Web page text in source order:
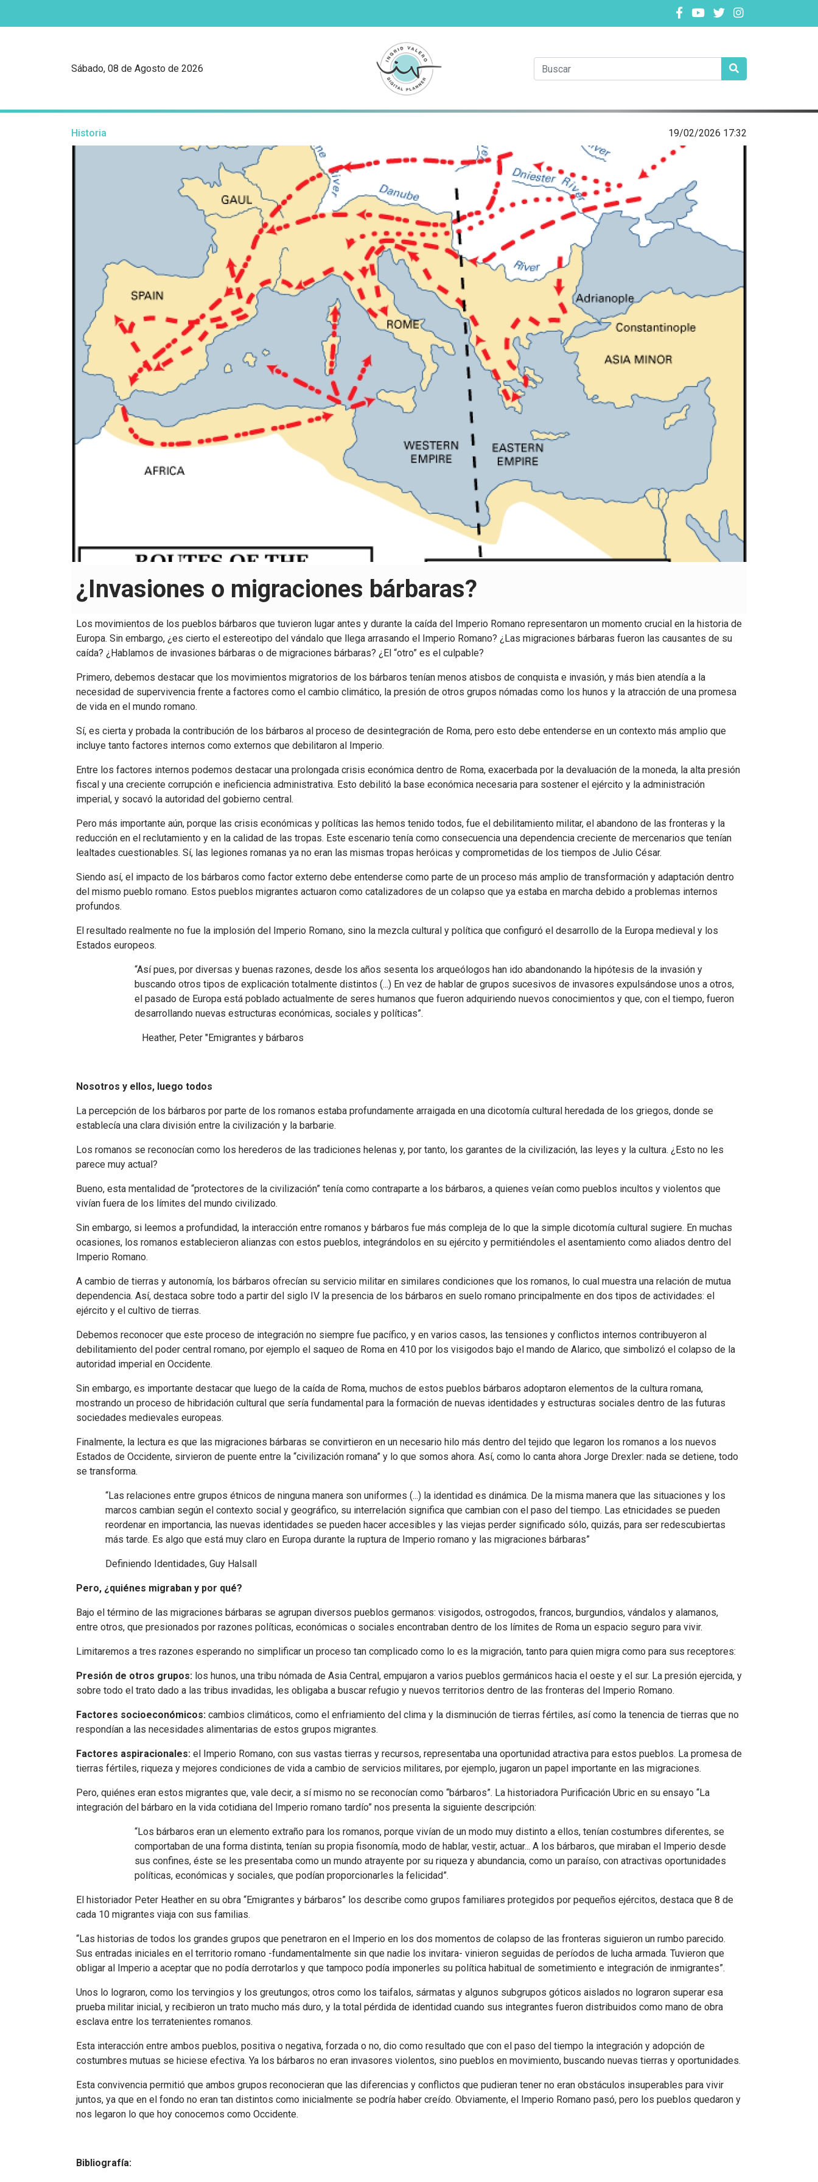
Sábado, 08 de Agosto de 2026
Historia 19/02/2026 17:32
¿Invasiones o migraciones bárbaras?
Los movimientos de los pueblos bárbaros que tuvieron lugar antes y durante la caída del Imperio Romano representaron un momento crucial en la historia de
Europa. Sin embargo, ¿es cierto el estereotipo del vándalo que llega arrasando el Imperio Romano? ¿Las migraciones bárbaras fueron las causantes de su
caída? ¿Hablamos de invasiones bárbaras o de migraciones bárbaras? ¿El “otro” es el culpable?
Primero, debemos destacar que los movimientos migratorios de los bárbaros tenían menos atisbos de conquista e invasión, y más bien atendía a la
necesidad de supervivencia frente a factores como el cambio climático, la presión de otros grupos nómadas como los hunos y la atracción de una promesa
de vida en el mundo romano.
Sí, es cierta y probada la contribución de los bárbaros al proceso de desintegración de Roma, pero esto debe entenderse en un contexto más amplio que
incluye tanto factores internos como externos que debilitaron al Imperio.
Entre los factores internos podemos destacar una prolongada crisis económica dentro de Roma, exacerbada por la devaluación de la moneda, la alta presión
fiscal y una creciente corrupción e ineficiencia administrativa. Esto debilitó la base económica necesaria para sostener el ejército y la administración
imperial, y socavó la autoridad del gobierno central.
Pero más importante aún, porque las crisis económicas y políticas las hemos tenido todos, fue el debilitamiento militar, el abandono de las fronteras y la
reducción en el reclutamiento y en la calidad de las tropas. Este escenario tenía como consecuencia una dependencia creciente de mercenarios que tenían
lealtades cuestionables. Sí, las legiones romanas ya no eran las mismas tropas heróicas y comprometidas de los tiempos de Julio César.
Siendo así, el impacto de los bárbaros como factor externo debe entenderse como parte de un proceso más amplio de transformación y adaptación dentro
del mismo pueblo romano. Estos pueblos migrantes actuaron como catalizadores de un colapso que ya estaba en marcha debido a problemas internos
profundos.
El resultado realmente no fue la implosión del Imperio Romano, sino la mezcla cultural y política que configuró el desarrollo de la Europa medieval y los
Estados europeos.
“Así pues, por diversas y buenas razones, desde los años sesenta los arqueólogos han ido abandonando la hipótesis de la invasión y
buscando otros tipos de explicación totalmente distintos (...) En vez de hablar de grupos sucesivos de invasores expulsándose unos a otros,
el pasado de Europa está poblado actualmente de seres humanos que fueron adquiriendo nuevos conocimientos y que, con el tiempo, fueron
desarrollando nuevas estructuras económicas, sociales y políticas”.
Heather, Peter "Emigrantes y bárbaros
Nosotros y ellos, luego todos
La percepción de los bárbaros por parte de los romanos estaba profundamente arraigada en una dicotomía cultural heredada de los griegos, donde se
establecía una clara división entre la civilización y la barbarie.
Los romanos se reconocían como los herederos de las tradiciones helenas y, por tanto, los garantes de la civilización, las leyes y la cultura. ¿Esto no les
parece muy actual?
Bueno, esta mentalidad de “protectores de la civilización” tenía como contraparte a los bárbaros, a quienes veían como pueblos incultos y violentos que
vivían fuera de los límites del mundo civilizado.
Sin embargo, si leemos a profundidad, la interacción entre romanos y bárbaros fue más compleja de lo que la simple dicotomía cultural sugiere. En muchas
ocasiones, los romanos establecieron alianzas con estos pueblos, integrándolos en su ejército y permitiéndoles el asentamiento como aliados dentro del
Imperio Romano.
A cambio de tierras y autonomía, los bárbaros ofrecían su servicio militar en similares condiciones que los romanos, lo cual muestra una relación de mutua
dependencia. Así, destaca sobre todo a partir del siglo IV la presencia de los bárbaros en suelo romano principalmente en dos tipos de actividades: el
ejército y el cultivo de tierras.
Debemos reconocer que este proceso de integración no siempre fue pacífico, y en varios casos, las tensiones y conflictos internos contribuyeron al
debilitamiento del poder central romano, por ejemplo el saqueo de Roma en 410 por los visigodos bajo el mando de Alarico, que simbolizó el colapso de la
autoridad imperial en Occidente.
Sin embargo, es importante destacar que luego de la caída de Roma, muchos de estos pueblos bárbaros adoptaron elementos de la cultura romana,
mostrando un proceso de hibridación cultural que sería fundamental para la formación de nuevas identidades y estructuras sociales dentro de las futuras
sociedades medievales europeas.
Finalmente, la lectura es que las migraciones bárbaras se convirtieron en un necesario hilo más dentro del tejido que legaron los romanos a los nuevos
Estados de Occidente, sirvieron de puente entre la “civilización romana” y lo que somos ahora. Así, como lo canta ahora Jorge Drexler: nada se detiene, todo
se transforma.
“Las relaciones entre grupos étnicos de ninguna manera son uniformes (...) la identidad es dinámica. De la misma manera que las situaciones y los
marcos cambian según el contexto social y geográfico, su interrelación significa que cambian con el paso del tiempo. Las etnicidades se pueden
reordenar en importancia, las nuevas identidades se pueden hacer accesibles y las viejas perder significado sólo, quizás, para ser redescubiertas
más tarde. Es algo que está muy claro en Europa durante la ruptura de Imperio romano y las migraciones bárbaras”
Definiendo Identidades, Guy Halsall
Pero, ¿quiénes migraban y por qué?
Bajo el término de las migraciones bárbaras se agrupan diversos pueblos germanos: visigodos, ostrogodos, francos, burgundios, vándalos y alamanos,
entre otros, que presionados por razones políticas, económicas o sociales encontraban dentro de los límites de Roma un espacio seguro para vivir.
Limitaremos a tres razones esperando no simplificar un proceso tan complicado como lo es la migración, tanto para quien migra como para sus receptores:
Presión de otros grupos: los hunos, una tribu nómada de Asia Central, empujaron a varios pueblos germánicos hacia el oeste y el sur. La presión ejercida, y
sobre todo el trato dado a las tribus invadidas, les obligaba a buscar refugio y nuevos territorios dentro de las fronteras del Imperio Romano.
Factores socioeconómicos: cambios climáticos, como el enfriamiento del clima y la disminución de tierras fértiles, así como la tenencia de tierras que no
respondían a las necesidades alimentarias de estos grupos migrantes.
Factores aspiracionales: el Imperio Romano, con sus vastas tierras y recursos, representaba una oportunidad atractiva para estos pueblos. La promesa de
tierras fértiles, riqueza y mejores condiciones de vida a cambio de servicios militares, por ejemplo, jugaron un papel importante en las migraciones.
Pero, quiénes eran estos migrantes que, vale decir, a sí mismo no se reconocían como “bárbaros”. La historiadora Purificación Ubric en su ensayo “La
integración del bárbaro en la vida cotidiana del Imperio romano tardío” nos presenta la siguiente descripción:
“Los bárbaros eran un elemento extraño para los romanos, porque vivían de un modo muy distinto a ellos, tenían costumbres diferentes, se
comportaban de una forma distinta, tenían su propia fisonomía, modo de hablar, vestir, actuar... A los bárbaros, que miraban el Imperio desde
sus confines, éste se les presentaba como un mundo atrayente por su riqueza y abundancia, como un paraíso, con atractivas oportunidades
políticas, económicas y sociales, que podían proporcionarles la felicidad”.
El historiador Peter Heather en su obra “Emigrantes y bárbaros” los describe como grupos familiares protegidos por pequeños ejércitos, destaca que 8 de
cada 10 migrantes viaja con sus familias.
“Las historias de todos los grandes grupos que penetraron en el Imperio en los dos momentos de colapso de las fronteras siguieron un rumbo parecido.
Sus entradas iniciales en el territorio romano -fundamentalmente sin que nadie los invitara- vinieron seguidas de períodos de lucha armada. Tuvieron que
obligar al Imperio a aceptar que no podía derrotarlos y que tampoco podía imponerles su política habitual de sometimiento e integración de inmigrantes”.
Unos lo lograron, como los tervingios y los greutungos; otros como los taifalos, sármatas y algunos subgrupos góticos aislados no lograron superar esa
prueba militar inicial, y recibieron un trato mucho más duro, y la total pérdida de identidad cuando sus integrantes fueron distribuidos como mano de obra
esclava entre los terratenientes romanos.
Esta interacción entre ambos pueblos, positiva o negativa, forzada o no, dio como resultado que con el paso del tiempo la integración y adopción de
costumbres mutuas se hiciese efectiva. Ya los bárbaros no eran invasores violentos, sino pueblos en movimiento, buscando nuevas tierras y oportunidades.
Esta convivencia permitió que ambos grupos reconocieran que las diferencias y conflictos que pudieran tener no eran obstáculos insuperables para vivir
juntos, ya que en el fondo no eran tan distintos como inicialmente se podría haber creído. Obviamente, el Imperio Romano pasó, pero los pueblos quedaron y
nos legaron lo que hoy conocemos como Occidente.
Bibliografía: